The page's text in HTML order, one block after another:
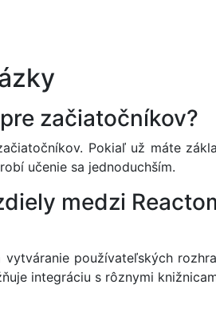
začiatočníkov?
Pokiaľ už máte
učenie sa jednoduchším.
medzi
vytváranie používateľských
integráciu s rôznymi